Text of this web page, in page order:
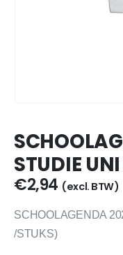
STUDIE
€2,94 (excl. BTW)
SCHOOLAGENDA
/STUKS)